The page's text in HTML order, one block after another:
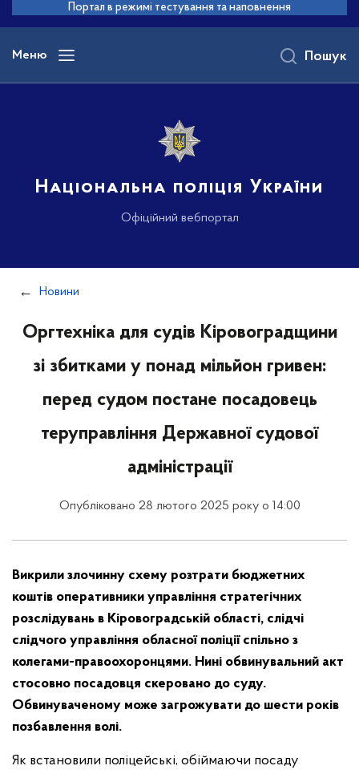
основного
вмісту
Портал в режимі тестування та наповнення
Меню
Національна поліція України
Офіційний вебпортал
Пошук
Новини
Оргтехніка для судів Кіровоградщини
зі збитками у понад мільйон гривен:
перед судом постане посадовець
теруправління Державної судової
адміністрації
Опубліковано 28 лютого 2025 року о 14:00
Викрили злочинну схему розтрати бюджетних
коштів оперативники управління стратегічних
розслідувань в Кіровоградській області, слідчі
слідчого управління обласної поліції спільно з
колегами-правоохоронцями. Нині обвинувальний акт
стосовно посадовця скеровано до суду.
Обвинуваченому може загрожувати до шести років
позбавлення волі.
Як встановили поліцейські, обіймаючи посаду